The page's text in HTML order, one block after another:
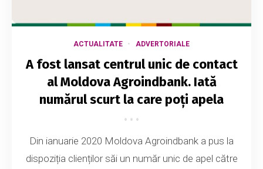
ACTUALITATE ADVERTORIALE
A fost lansat centrul unic de contact
al Moldova Agroindbank. Iată
numărul scurt la care poți apela
Din ianuarie 2020 Moldova Agroindbank a pus la
dispoziția clienților săi un număr unic de apel către